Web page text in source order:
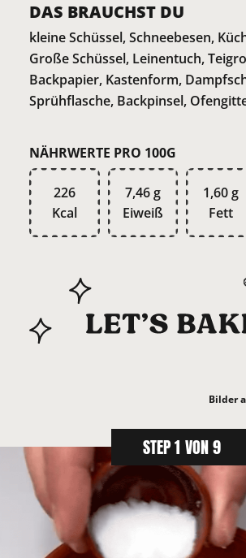
DAS BRAUCHST DU
kleine Schüssel, Schneebesen,
Große Schüssel, Leinentuch,
Backpapier, Kastenform,
Sprühflasche, Backpinsel,
NÄHRWERTE PRO 100G
226
Kcal
7,46 g
Eiweiß
1,60 g
Fett
Bilder
STEP 1 VON 9